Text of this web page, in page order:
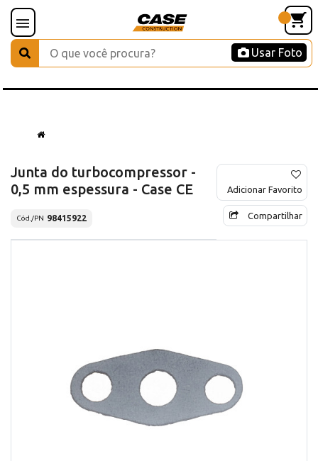
Usar Foto
Junta do turbocompressor -
0,5 mm espessura - Case CE
Cód./PN 98415922
Adicionar Favorito
Compartilhar